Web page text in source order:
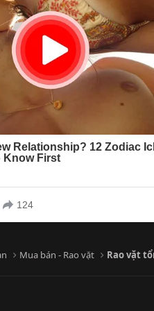
Mua bán - Rao vặt Rao vặt